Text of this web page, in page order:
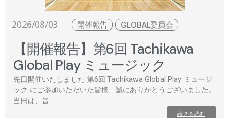
2026/08/03 開催報告 GLOBAL委員会
【開催報告】第6回 Tachikawa
Global Play ミュージック
先日開催いたしました 第6回 Tachikawa Global Play ミュージ
ック にご参加いただいた皆様、誠にありがとうございました。
当日は、音…
続きを読む